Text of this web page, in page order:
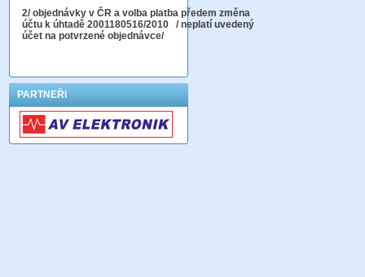
2/ objednávky v ČR a volba platba předem změna
účtu k úhtadě 2001180516/2010 / neplatí uvedený
účet na potvrzené objednávce/
PARTNEŘI